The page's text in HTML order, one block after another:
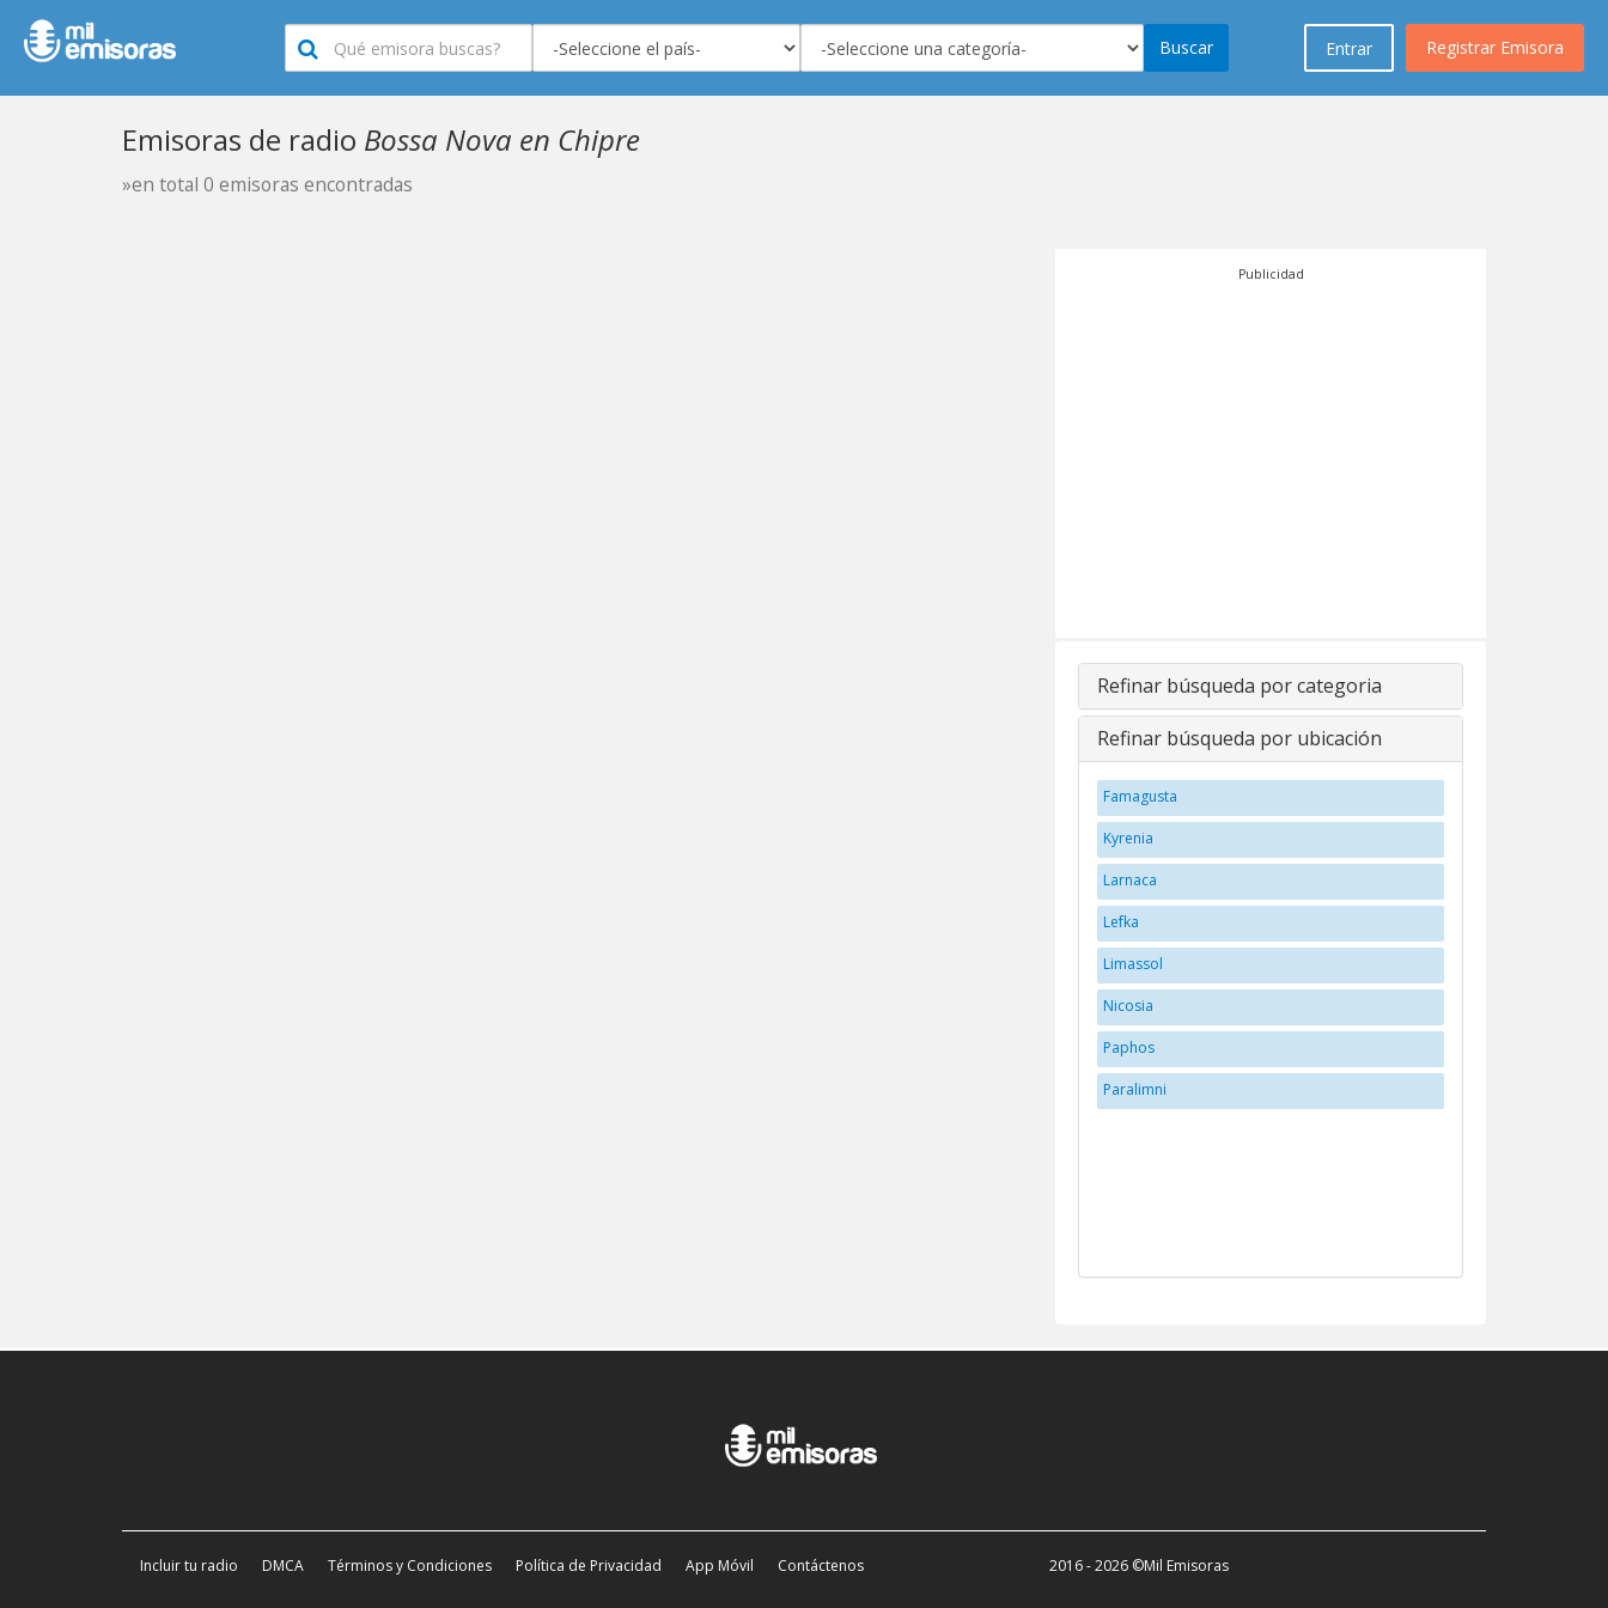
Registrar Emisora
Entrar
Buscar
Emisoras de radio Bossa Nova en Chipre
»en total 0 emisoras encontradas
Publicidad
Refinar búsqueda por categoria
Refinar búsqueda por ubicación
Famagusta
Kyrenia
Larnaca
Lefka
Limassol
Nicosia
Paphos
Paralimni
Incluir tu radio DMCA Términos y Condiciones Política de Privacidad App Móvil Contáctenos 2016 - 2026 ©Mil Emisoras